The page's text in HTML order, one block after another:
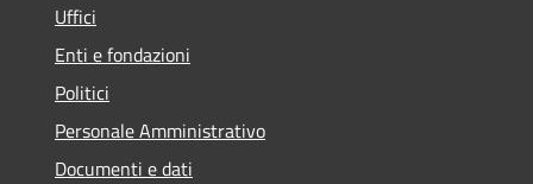
Uffici
Enti e fondazioni
Politici
Personale Amministrativo
Documenti e dati